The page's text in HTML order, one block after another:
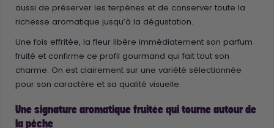
aussi de préserver les terpènes et de conserver toute la
richesse aromatique jusqu’à la dégustation.
Une fois effritée, la fleur libère immédiatement son parfum
fruité et confirme ce profil gourmand qui fait tout son
charme. On est clairement sur une variété sélectionnée
pour son caractère et sa qualité visuelle.
Une signature aromatique fruitée qui tourne autour de
la pêche